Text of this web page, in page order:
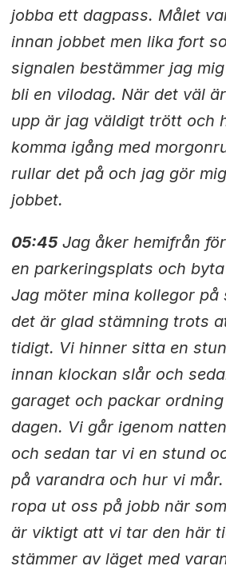
jobba ett dagpass. Målet
innan jobbet men lika fort
signalen bestämmer jag
bli en vilodag. När det väl
upp är jag väldigt trött och
komma igång med
rullar det på och jag gör
jobbet.
05:45Jag åker hemifrån
en parkeringsplats och
Jag möter mina kollegor på
det är glad stämning trots
tidigt. Vi hinner sitta en
innan klockan slår och
garaget och packar
dagen. Vi går igenom
och sedan tar vi en stund
på varandra och hur vi
ropa ut oss på jobb när
är viktigt att vi tar den här
stämmer av läget med